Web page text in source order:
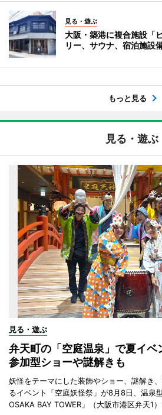
見る・遊ぶ
大阪・築港に複合施設「
リー、サウナ、宿泊施設
もっと見る
見る・遊ぶ
見る・遊ぶ
弁天町の「空庭温泉」で夏イ
参加型ショーや謎解きも
妖怪をテーマにした装飾やショー、謎解き
るイベント「空庭妖怪祭」が8月8日、温泉
OSAKA BAY TOWER」（大阪市港区弁天1）